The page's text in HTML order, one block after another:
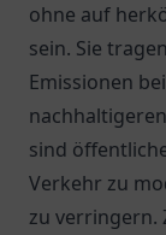
ohne auf
sein. Sie
Emissionen
sind
Verkehr zu
zu verringern.